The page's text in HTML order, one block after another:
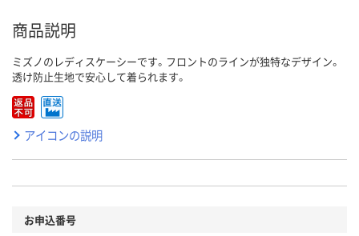
商品説明
ミズノのレディスケーシーです。フロントのラインが独特なデザイン。
透け防止生地で安心して着られます。
アイコンの説明
お申込番号